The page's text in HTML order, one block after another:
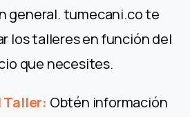
general. tumecani.co te
los talleres en función del
que necesites.
Taller: Obtén información